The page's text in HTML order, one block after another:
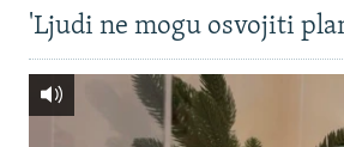
'Ljudi ne mogu osvojiti